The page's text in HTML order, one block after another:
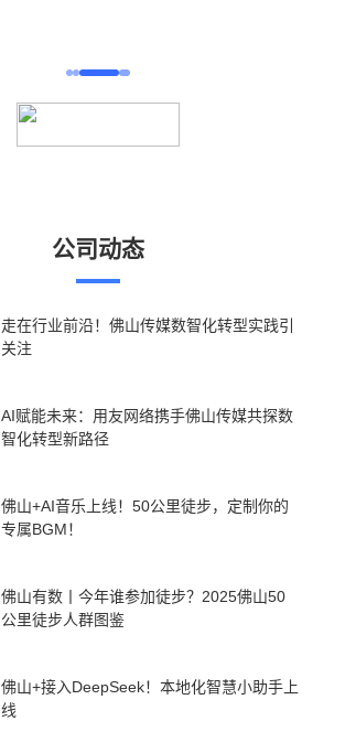
公司动态
走在行业前沿！佛山传媒数智化转型实践引
关注
AI赋能未来：用友网络携手佛山传媒共探数
智化转型新路径
佛山+AI音乐上线！50公里徒步，定制你的
专属BGM！
佛山有数丨今年谁参加徒步？2025佛山50
公里徒步人群图鉴
佛山+接入DeepSeek！本地化智慧小助手上
线